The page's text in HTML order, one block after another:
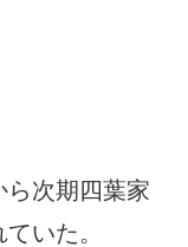
ら次期四葉家
いた。